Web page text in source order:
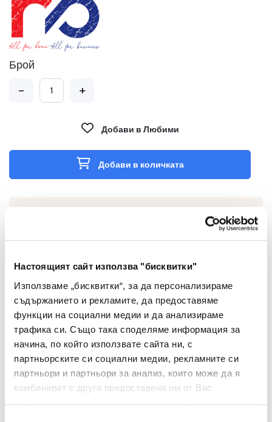
Настоящият сайт използва "бисквитки"
Използваме „бисквитки“, за да персонализираме
съдържанието и рекламите, да предоставяме
функции на социални медии и да анализираме
трафика си. Също така споделяме информация за
начина, по който използвате сайта ни, с
партньорските си социални медии, рекламните си
партньори и партньори за анализ, които може да я
комбинират с друга предоставена им от Вас
Брой
- +
Добави в Любими
Добави в количката
Тип
Съвместима тонер
касета
Вид CLT-Y504S/CLP415
Капацитет
Съвместими
Samsung CLP-415 ;
Samsung CLX-4195 ;